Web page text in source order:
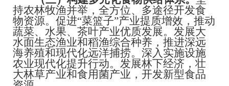
持农林牧渔并举，全方位、多途径开发食
物资源。促进“菜篮子”产业提质增效，推动
蔬菜、水果、茶叶产业优质发展。发展大
水面生态渔业和稻渔综合种养，推进深远
海养殖和现代化远洋捕捞。深入实施设施
农业现代化提升行动。发展林下经济，壮
大林草产业和食用菌产业，开发新型食品